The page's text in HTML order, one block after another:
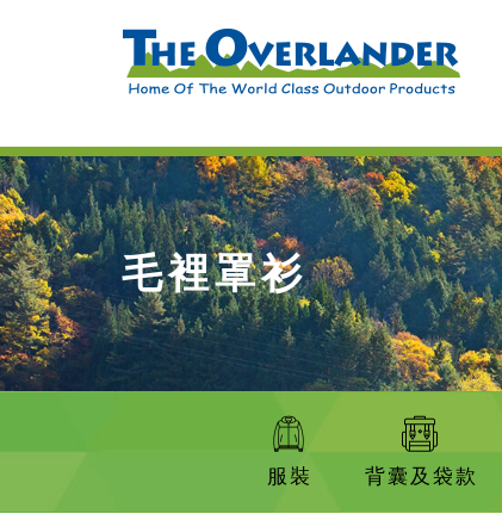
毛裡罩衫
服裝 背囊及袋款